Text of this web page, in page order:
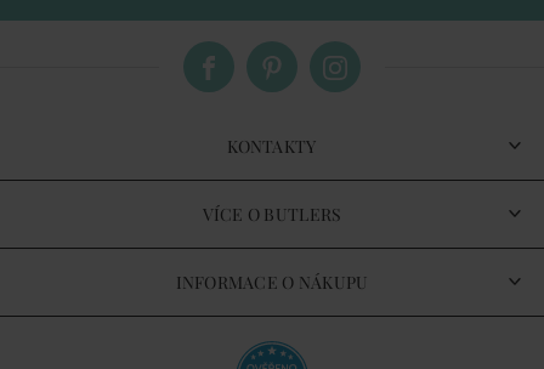
KONTAKTY
VÍCE O BUTLERS
INFORMACE O NÁKUPU